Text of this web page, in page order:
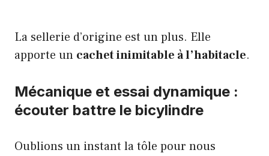
La sellerie d’origine est un plus. Elle
apporte un cachet inimitable à l’habitacle.
Mécanique et essai dynamique :
écouter battre le bicylindre
Oublions un instant la tôle pour nous